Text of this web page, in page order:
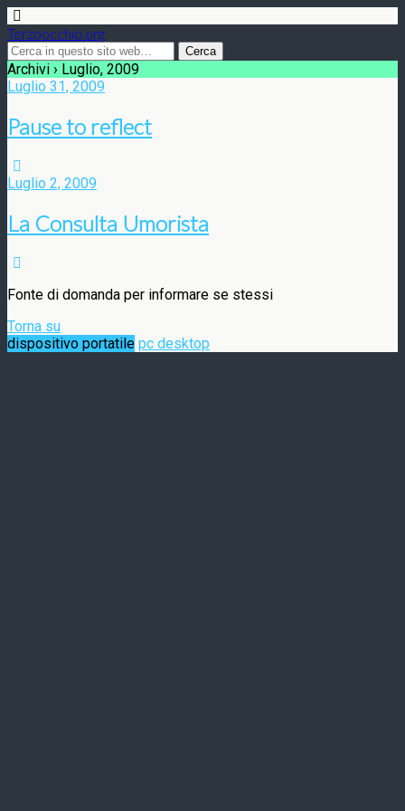
Terzoocchio.org
Archivi › Luglio, 2009
Luglio 31, 2009
Pause to reflect
Luglio 2, 2009
La Consulta Umorista
Fonte di domanda per informare se stessi
Torna su
dispositivo portatile pc desktop